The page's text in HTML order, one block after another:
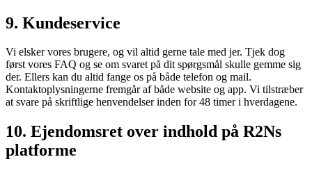
9. Kundeservice
Vi elsker vores brugere, og vil altid gerne tale med jer. Tjek dog
først vores FAQ og se om svaret på dit spørgsmål skulle gemme sig
der. Ellers kan du altid fange os på både telefon og mail.
Kontaktoplysningerne fremgår af både website og app. Vi tilstræber
at svare på skriftlige henvendelser inden for 48 timer i hverdagene.
10. Ejendomsret over indhold på R2Ns
platforme